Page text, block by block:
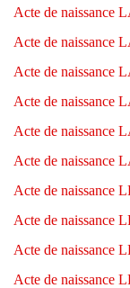
Acte de naissance
Acte de naissance
Acte de naissance
Acte de naissance
Acte de naissance
Acte de naissance
Acte de naissance
Acte de naissance
Acte de naissance
Acte de naissance